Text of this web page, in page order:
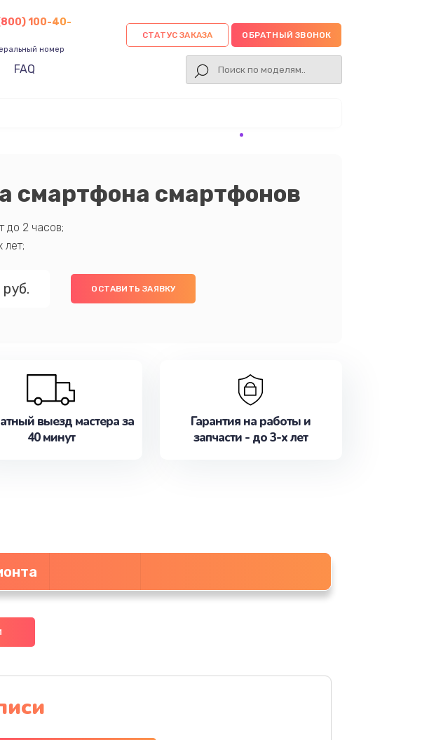
100-40-
номер
СТАТУС ЗАКАЗА ОБРАТНЫЙ ЗВОНОК
FAQ
смартфона смартфонов
до 2 часов;
лет;
ОСТАВИТЬ ЗАЯВКУ
выезд мастера за
40 минут
Гарантия на работы и
запчасти - до 3-х лет